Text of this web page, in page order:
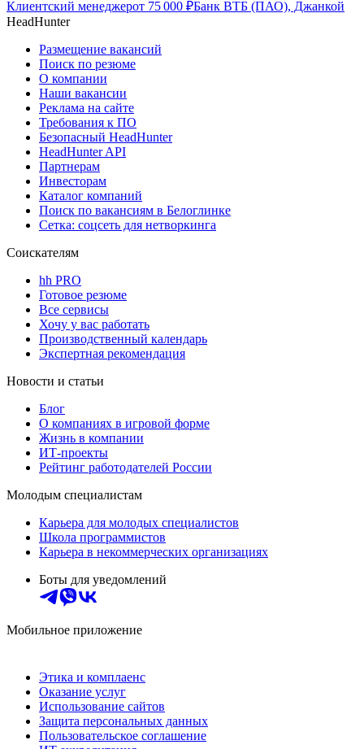
Клиентский менеджерот 75 000 ₽Банк ВТБ (ПАО), Джанкой
HeadHunter
Размещение вакансий
Поиск по резюме
О компании
Наши вакансии
Реклама на сайте
Требования к ПО
Безопасный HeadHunter
HeadHunter API
Партнерам
Инвесторам
Каталог компаний
Поиск по вакансиям в Белоглинке
Сетка: соцсеть для нетворкинга
Соискателям
hh PRO
Готовое резюме
Все сервисы
Хочу у вас работать
Производственный календарь
Экспертная рекомендация
Новости и статьи
Блог
О компаниях в игровой форме
Жизнь в компании
ИТ-проекты
Рейтинг работодателей России
Молодым специалистам
Карьера для молодых специалистов
Школа программистов
Карьера в некоммерческих организациях
Боты для уведомлений
Мобильное приложение
Этика и комплаенс
Оказание услуг
Использование сайтов
Защита персональных данных
Пользовательское соглашение